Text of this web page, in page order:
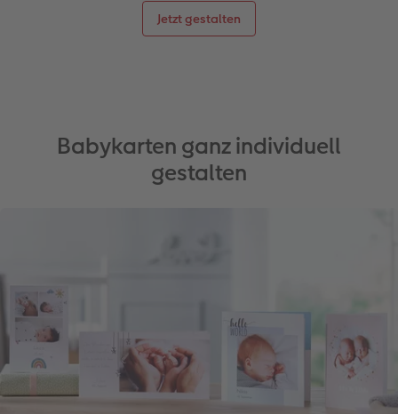
Jetzt gestalten
Babykarten ganz individuell
gestalten